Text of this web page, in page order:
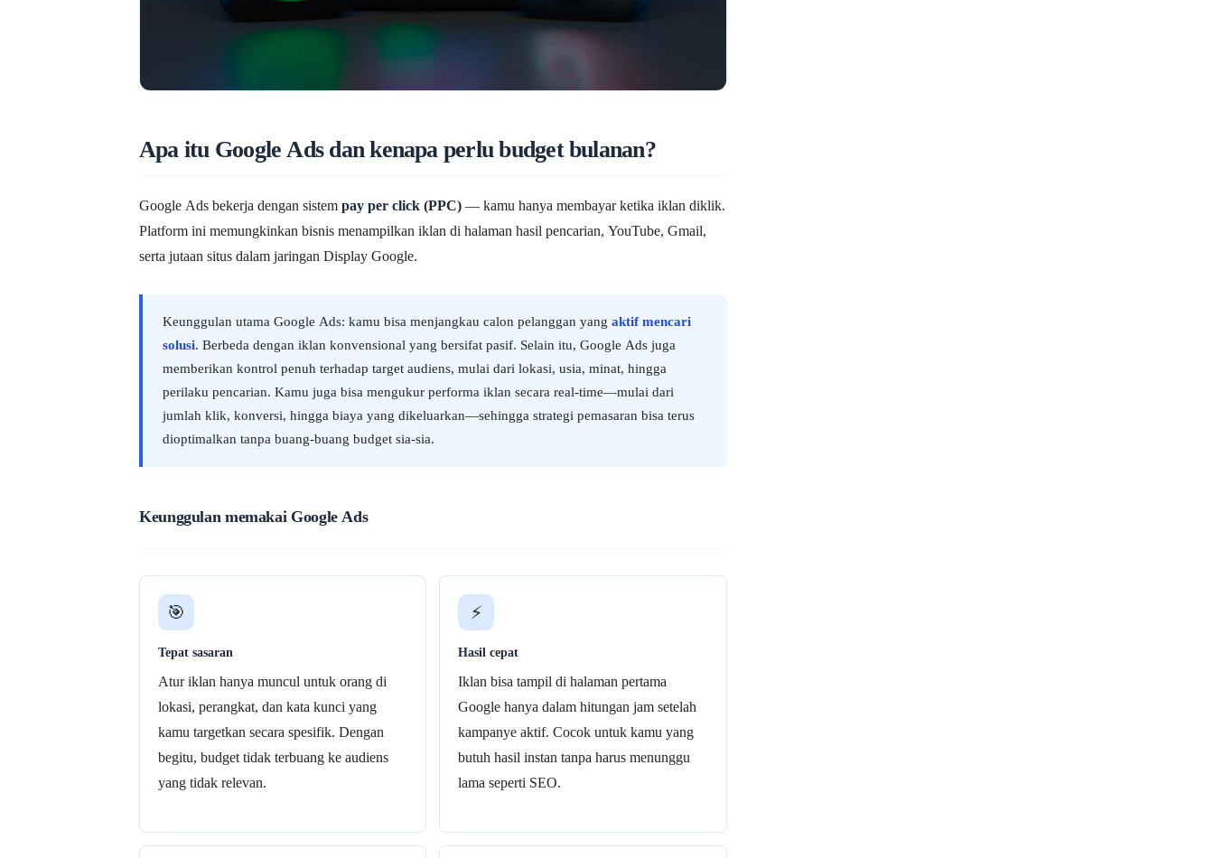
Apa itu Google Ads dan kenapa perlu budget bulanan?
Google Ads bekerja dengan sistem pay per click (PPC) — kamu hanya membayar ketika iklan diklik.
Platform ini memungkinkan bisnis menampilkan iklan di halaman hasil pencarian, YouTube, Gmail,
serta jutaan situs dalam jaringan Display Google.
Keunggulan utama Google Ads: kamu bisa menjangkau calon pelanggan yangaktif mencari
solusi. Berbeda dengan iklan konvensional yang bersifat pasif. Selain itu, Google Ads juga
memberikan kontrol penuh terhadap target audiens, mulai dari lokasi, usia, minat, hingga
perilaku pencarian. Kamu juga bisa mengukur performa iklan secara real-time—mulai dari
jumlah klik, konversi, hingga biaya yang dikeluarkan—sehingga strategi pemasaran bisa terus
dioptimalkan tanpa buang-buang budget sia-sia.
Keunggulan memakai Google Ads
🎯
Tepat sasaran
Atur iklan hanya muncul untuk orang di
lokasi, perangkat, dan kata kunci yang
kamu targetkan secara spesifik. Dengan
begitu, budget tidak terbuang ke audiens
yang tidak relevan.
⚡
Hasil cepat
Iklan bisa tampil di halaman pertama
Google hanya dalam hitungan jam setelah
kampanye aktif. Cocok untuk kamu yang
butuh hasil instan tanpa harus menunggu
lama seperti SEO.